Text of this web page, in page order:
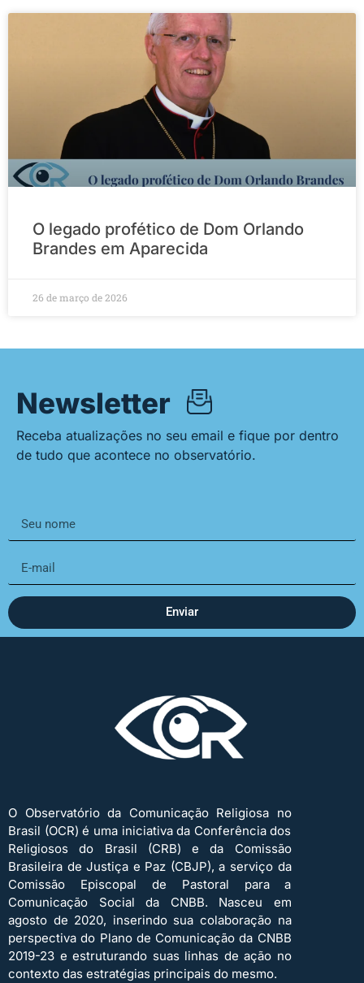
O legado profético de Dom Orlando
Brandes em Aparecida
26 de março de 2026
Newsletter
Receba atualizações no seu email e fique por dentro
de tudo que acontece no observatório.
Enviar
O Observatório da Comunicação Religiosa no
Brasil (OCR) é uma iniciativa da Conferência dos
Religiosos do Brasil (CRB) e da Comissão
Brasileira de Justiça e Paz (CBJP), a serviço da
Comissão Episcopal de Pastoral para a
Comunicação Social da CNBB. Nasceu em
agosto de 2020, inserindo sua colaboração na
perspectiva do Plano de Comunicação da CNBB
2019-23 e estruturando suas linhas de ação no
contexto das estratégias principais do mesmo.